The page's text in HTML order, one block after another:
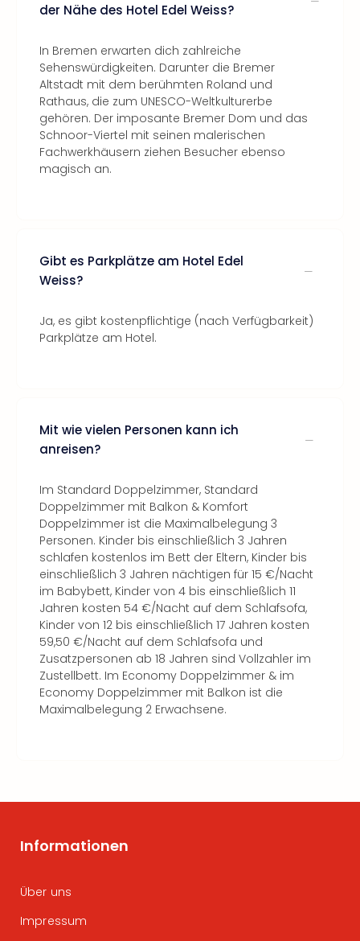
der Nähe des Hotel Edel Weiss?
In Bremen erwarten dich zahlreiche
Sehenswürdigkeiten. Darunter die Bremer
Altstadt mit dem berühmten Roland und
Rathaus, die zum UNESCO-Weltkulturerbe
gehören. Der imposante Bremer Dom und das
Schnoor-Viertel mit seinen malerischen
Fachwerkhäusern ziehen Besucher ebenso
magisch an.
Gibt es Parkplätze am Hotel Edel
Weiss?
Ja, es gibt kostenpflichtige (nach Verfügbarkeit)
Parkplätze am Hotel.
Mit wie vielen Personen kann ich
anreisen?
Im Standard Doppelzimmer, Standard
Doppelzimmer mit Balkon & Komfort
Doppelzimmer ist die Maximalbelegung 3
Personen. Kinder bis einschließlich 3 Jahren
schlafen kostenlos im Bett der Eltern, Kinder bis
einschließlich 3 Jahren nächtigen für 15 €/Nacht
im Babybett, Kinder von 4 bis einschließlich 11
Jahren kosten 54 €/Nacht auf dem Schlafsofa,
Kinder von 12 bis einschließlich 17 Jahren kosten
59,50 €/Nacht auf dem Schlafsofa und
Zusatzpersonen ab 18 Jahren sind Vollzahler im
Zustellbett. Im Economy Doppelzimmer & im
Economy Doppelzimmer mit Balkon ist die
Maximalbelegung 2 Erwachsene.
Informationen
Über uns
Impressum